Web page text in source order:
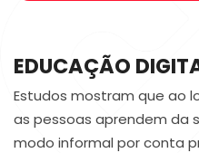
EDUCAÇÃO
Estudos mostram que ao
as pessoas aprendem da
modo informal por conta